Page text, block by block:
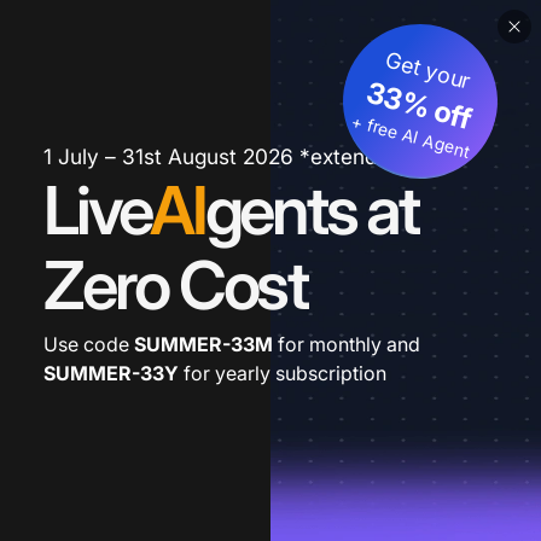
1 July – 31st August 2026 *extended
LiveAIgents at
Zero Cost
Get your
33% off
+ free AI Agent
Use code SUMMER-33M for monthly and
SUMMER-33Y for yearly subscription